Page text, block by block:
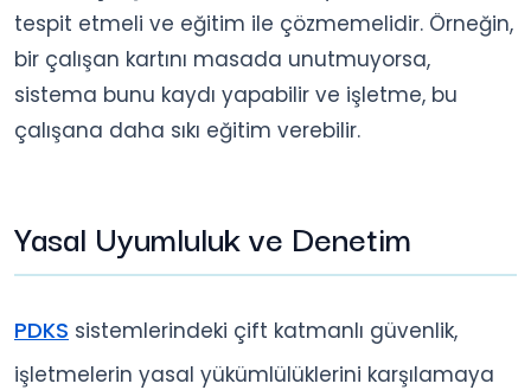
tespit etmeli ve eğitim ile çözmemelidir. Örneğin,
bir çalışan kartını masada unutmuyorsa,
sistema bunu kaydı yapabilir ve işletme, bu
çalışana daha sıkı eğitim verebilir.
Yasal Uyumluluk ve Denetim
PDKS sistemlerindeki çift katmanlı güvenlik,
işletmelerin yasal yükümlülüklerini karşılamaya